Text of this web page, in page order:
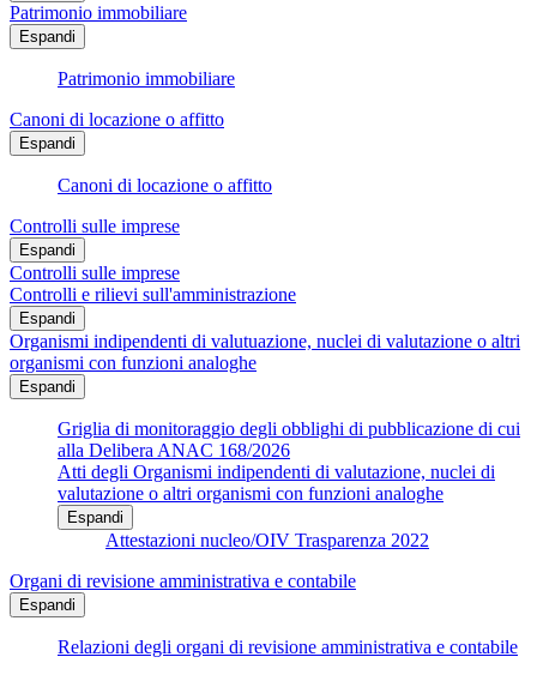
Patrimonio immobiliare
Espandi
Patrimonio immobiliare
Canoni di locazione o affitto
Espandi
Canoni di locazione o affitto
Controlli sulle imprese
Espandi
Controlli sulle imprese
Controlli e rilievi sull'amministrazione
Espandi
Organismi indipendenti di valutuazione, nuclei di valutazione o altri
organismi con funzioni analoghe
Espandi
Griglia di monitoraggio degli obblighi di pubblicazione di cui
alla Delibera ANAC 168/2026
Atti degli Organismi indipendenti di valutazione, nuclei di
valutazione o altri organismi con funzioni analoghe
Espandi
Attestazioni nucleo/OIV Trasparenza 2022
Organi di revisione amministrativa e contabile
Espandi
Relazioni degli organi di revisione amministrativa e contabile